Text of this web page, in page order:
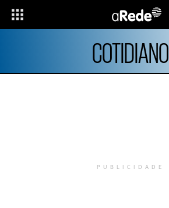
COTIDIANO
PUBLICIDADE